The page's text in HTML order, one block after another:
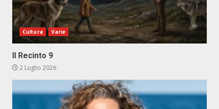
Cultura Varie
Il Recinto 9
2 Luglio 2026